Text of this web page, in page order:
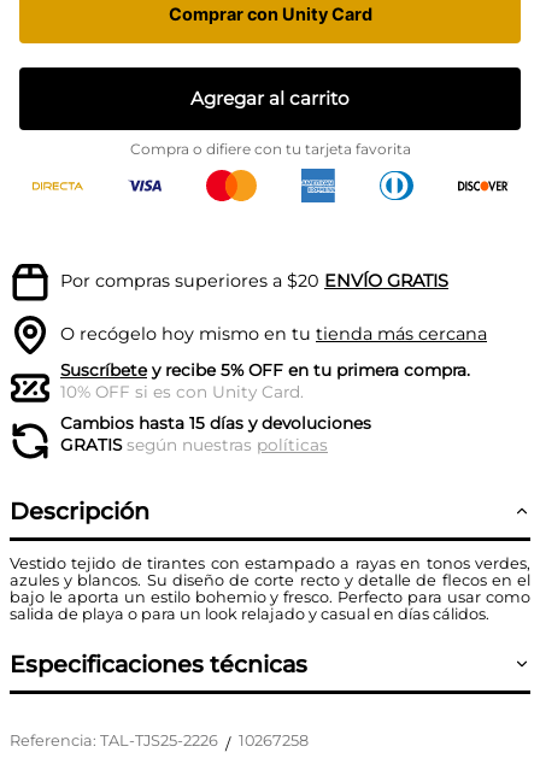
Comprar con Unity Card
Agregar al carrito
Compra o difiere con tu tarjeta favorita
Por compras superiores a $20 ENVÍO GRATIS
O recógelo hoy mismo en tu tienda más cercana
Suscríbetey recibe 5% OFF en tu primera compra.
10% OFF si es con Unity Card.
Cambios hasta 15 días y devoluciones
GRATISsegún nuestras políticas
Descripción
Vestido tejido de tirantes con estampado a rayas en tonos verdes,
azules y blancos. Su diseño de corte recto y detalle de flecos en el
bajo le aporta un estilo bohemio y fresco. Perfecto para usar como
salida de playa o para un look relajado y casual en días cálidos.
Especificaciones técnicas
Referencia: TAL-TJS25-2226 / 10267258